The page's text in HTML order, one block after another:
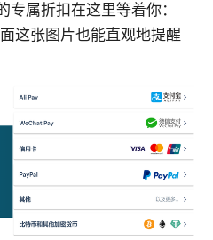
属折扣在这里等着你：
这张图片也能直观地提醒